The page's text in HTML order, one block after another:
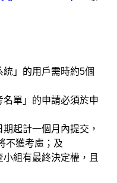
」的用戶需時約5個
單」的申請必須於申
起計一個月內提交，
不獲考慮；及
組有最終決定權，且